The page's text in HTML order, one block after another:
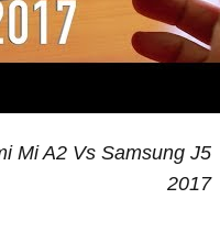
Mi A2 Vs Samsung J5
2017